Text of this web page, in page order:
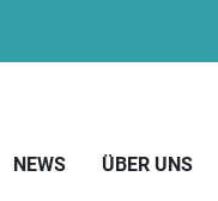
NEWS ÜBER UNS